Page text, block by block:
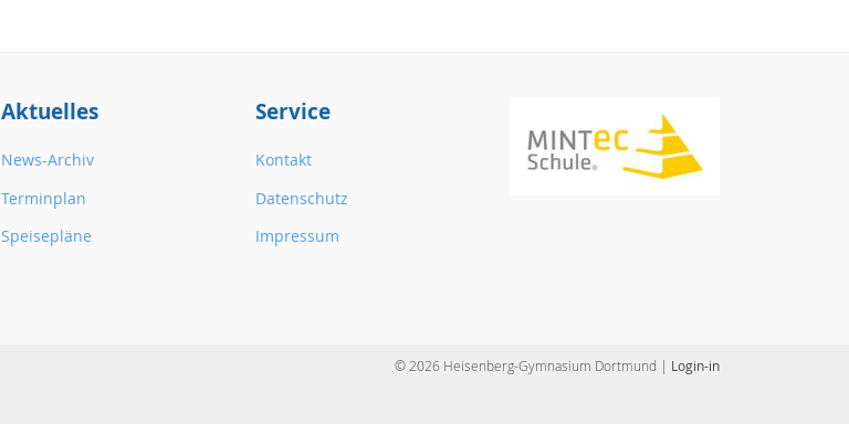
Aktuelles
News-Archiv
Terminplan
Speisepläne
Service
Kontakt
Datenschutz
Impressum
© 2026 Heisenberg-Gymnasium Dortmund | Login-in